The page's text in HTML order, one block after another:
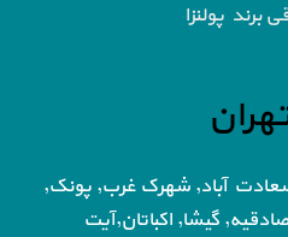
برند پولنزا
آباد, شهرک غرب, پونک,
گیشا, اکباتان,آیت